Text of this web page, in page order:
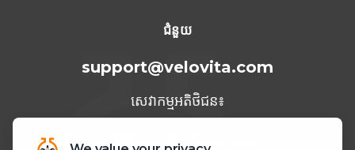
ជំនួយ
support@velovita.com
សេវាកម្មអតិថិជន៖
អាចប្រើបាន ក្នុងមួយថ្ងៃ 7 ថ្ងៃក្នុងមួយសប្តាហ៍